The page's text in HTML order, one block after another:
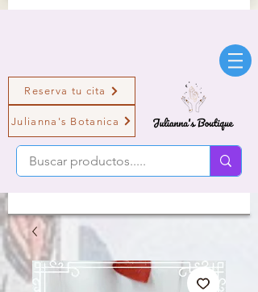
Reserva tu cita
Julianna's Botanica